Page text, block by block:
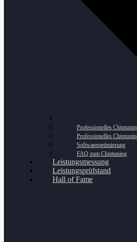
Professionelles
Professionelles
Softwareoptimierung
FAQ zum Chiptuning
Leistungsmessung
Leistungsprüfstand
Hall of Fame